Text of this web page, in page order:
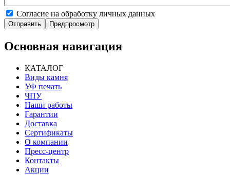
Согласие на обработку личных данных
Основная навигация
КАТАЛОГ
Виды камня
УФ печать
ЧПУ
Наши работы
Гарантии
Доставка
Сертификаты
О компании
Пресс-центр
Контакты
Акции